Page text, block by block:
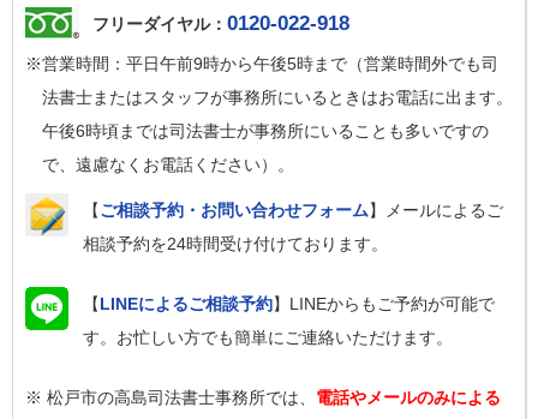
フリーダイヤル： 0120-022-918
※営業時間：平日午前9時から午後5時まで（営業時間外でも司
法書士またはスタッフが事務所にいるときはお電話に出ます。
午後6時頃までは司法書士が事務所にいることも多いですの
で、遠慮なくお電話ください）。
【ご相談予約・お問い合わせフォーム】メールによるご
相談予約を24時間受け付けております。
【LINEによるご相談予約】LINEからもご予約が可能で
す。お忙しい方でも簡単にご連絡いただけます。
※ 松戸市の高島司法書士事務所では、 電話やメールのみによる